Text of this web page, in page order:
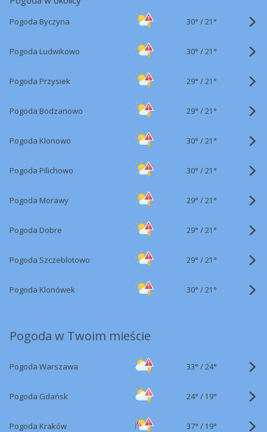
Pogoda Byczyna 30° /21°
Pogoda Ludwikowo 30° /21°
Pogoda Przysiek 29° /21°
Pogoda Bodzanowo 29° /21°
Pogoda Klonowo 30° /21°
Pogoda Pilichowo 30° /21°
Pogoda Morawy 29° /21°
Pogoda Dobre 29° /21°
Pogoda Szczeblotowo 29° /21°
Pogoda Klonówek 30° /21°
Pogoda w Twoim mieście
Pogoda Warszawa 33° /24°
Pogoda Gdańsk 24° / 19°
Pogoda Kraków 37° / 19°